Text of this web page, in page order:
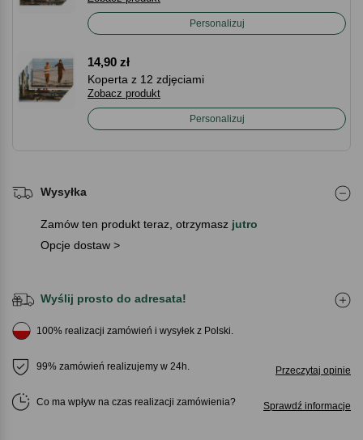
Personalizuj
14,90 zł
Koperta z 12 zdjęciami
Zobacz produkt
Personalizuj
Wysyłka
Zamów ten produkt teraz, otrzymasz jutro
Opcje dostaw >
Wyślij prosto do adresata!
100% realizacji zamówień i wysyłek z Polski.
99% zamówień realizujemy w 24h. Przeczytaj opinie
Co ma wpływ na czas realizacji zamówienia Sprawdź informacje